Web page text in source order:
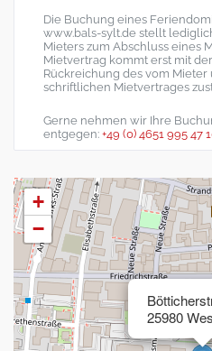
Die Buchung eines
www.bals-sylt.de stellt
Mieters zum Abschluss eines
Mietvertrag kommt erst mit
Rückreichung des vom
schriftlichen Mietvertrages
Gerne nehmen wir Ihre
entgegen: +49 (0) 4651 995 47
25980
+
−